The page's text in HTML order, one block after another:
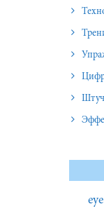
Эффект